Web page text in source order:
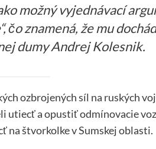
možný vyjednávací
čo znamená, že mu
dumy Andrej Kolesnik.
ozbrojených síl na ruských
utiecť a opustiť odmínovacie
štvorkolke v Sumskej oblasti.